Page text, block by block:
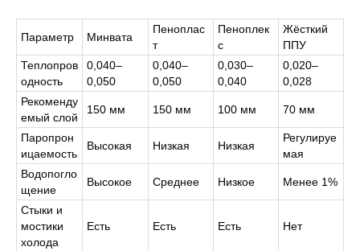
Параметр Минвата
Пеноплас
т
Пеноплек
с
Жёсткий
ППУ
Теплопров
одность
0,040–
0,050
0,040–
0,050
0,030–
0,040
0,020–
0,028
Рекоменду
емый слой
150 мм 150 мм 100 мм 70 мм
Паропрон
ицаемость
Высокая Низкая Низкая
Регулируе
мая
Водопогло
щение
Высокое Среднее Низкое Менее 1%
Стыки и
мостики
холода
Есть Есть Есть Нет